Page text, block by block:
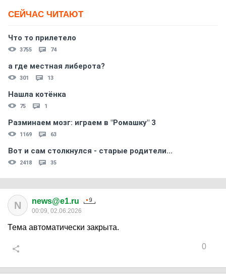
СЕЙЧАС ЧИТАЮТ
Что то прилетело
3755 74
а где местная либерота?
301 13
Нашла котёнка
75 1
Разминаем мозг: играем в "Ромашку" 3
1169 63
Вот и сам столкнулся - старые родители...
2418 35
N news@e1.ru
00:09, 02.06.2026
Тема автоматически закрыта.
0